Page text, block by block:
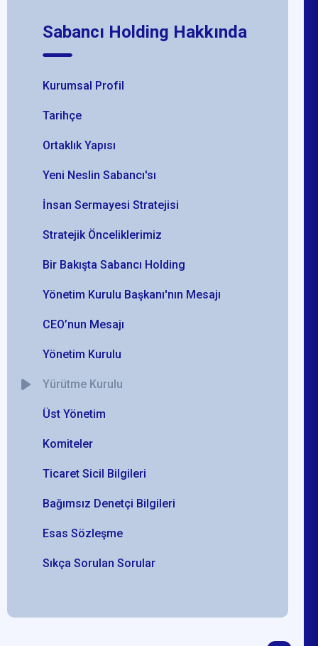
Sabancı Holding Hakkında
Kurumsal Profil
Tarihçe
Ortaklık Yapısı
Yeni Neslin Sabancı'sı
İnsan Sermayesi Stratejisi
Stratejik Önceliklerimiz
Bir Bakışta Sabancı Holding
Yönetim Kurulu Başkanı'nın Mesajı
CEO’nun Mesajı
Yönetim Kurulu
Yürütme Kurulu
Üst Yönetim
Komiteler
Ticaret Sicil Bilgileri
Bağımsız Denetçi Bilgileri
Esas Sözleşme
Sıkça Sorulan Sorular